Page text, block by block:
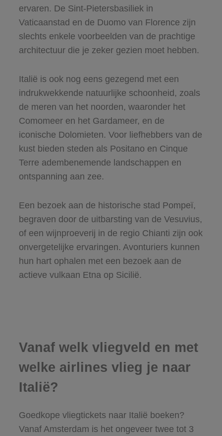
ervaren. De Sint-Pietersbasiliek in
Vaticaanstad en de Duomo van Florence zijn
slechts enkele voorbeelden van de prachtige
architectuur die je zeker gezien moet hebben.
Italië is ook nog eens gezegend met een
indrukwekkende natuurlijke schoonheid, zoals
de meren van het noorden, waaronder het
Comomeer en het Gardameer, en de
iconische Dolomieten. Voor liefhebbers van de
kust bieden steden als Positano en Cinque
Terre adembenemende landschappen en
ontspanning aan zee.
Een bezoek aan de historische stad Pompeï,
begraven door de uitbarsting van de Vesuvius,
of een wijnproeverij in de regio Chianti zijn ook
onvergetelijke ervaringen. Avonturiers kunnen
hun hart ophalen met een bezoek aan de
actieve vulkaan Etna op Sicilië.
Vanaf welk vliegveld en met
welke airlines vlieg je naar
Italië?
Goedkope vliegtickets naar Italië boeken?
Vanaf Amsterdam is het ongeveer twee tot 3